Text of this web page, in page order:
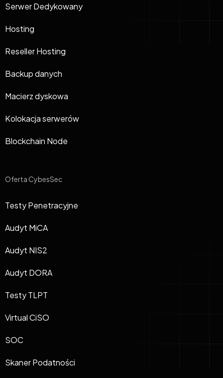
Serwer Dedykowany
Hosting
Reseller Hosting
Backup danych
Macierz dyskowa
Kolokacja serwerów
Blockchain Node
Oferta CybesSec
Testy Penetracyjne
Audyt MiCA
Audyt NIS2
Audyt DORA
Testy TLPT
Virtual CiSO
SOC
Skaner Podatności